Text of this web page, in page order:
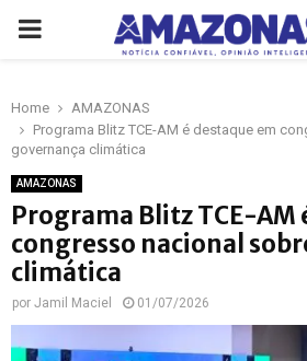
PRIMARY
Home
AMAZONAS
Programa Blitz TCE-AM é destaque em
governança climática
AMAZONAS
Programa Blitz TCE-AM
congresso nacional
climática
por Jamil Maciel 01/07/2026